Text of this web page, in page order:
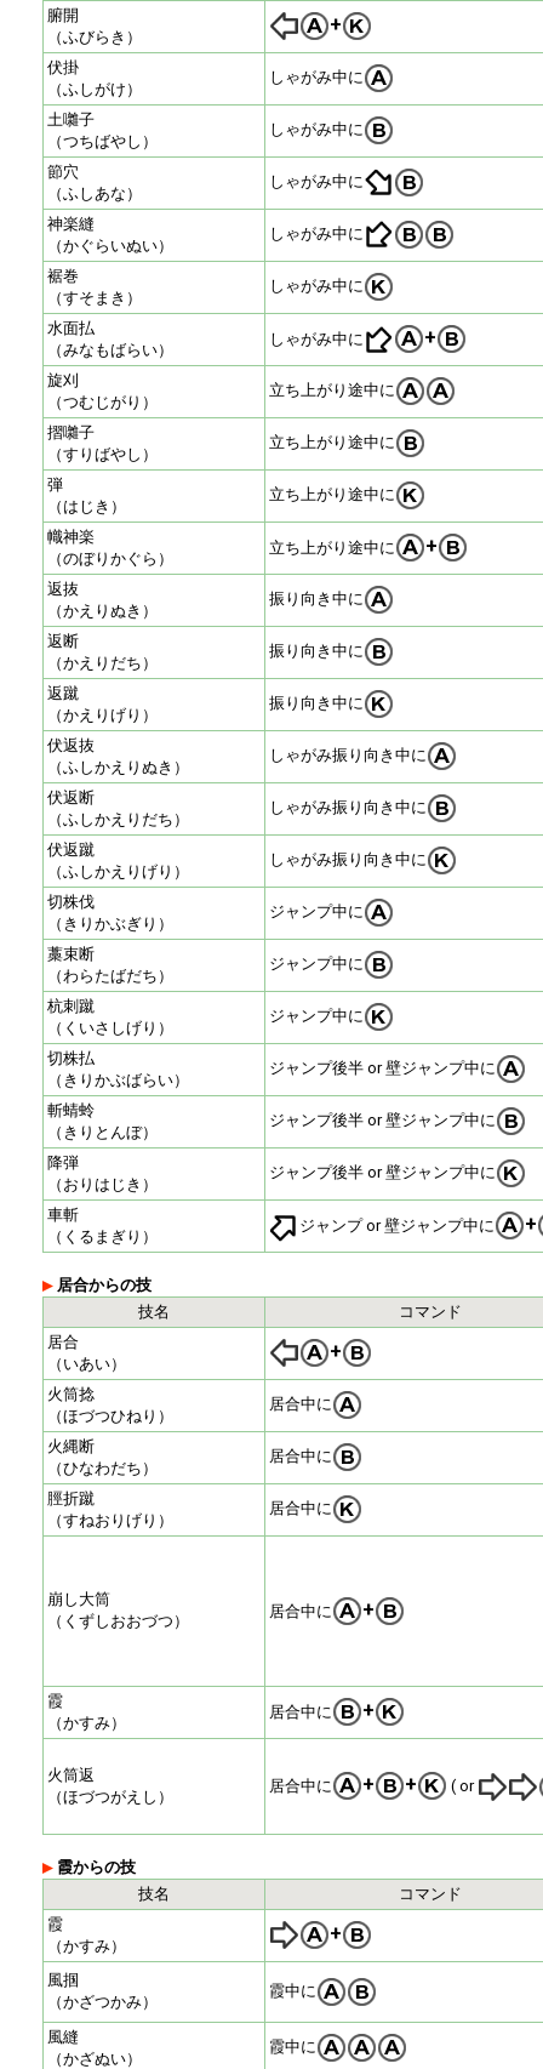
腑開
（ふびらき）
+
伏掛
（ふしがけ）
しゃがみ中に
土囃子
（つちばやし）
しゃがみ中に
節穴
（ふしあな）
しゃがみ中に
神楽縫
（かぐらいぬい）
しゃがみ中に
裾巻
（すそまき）
しゃがみ中に
水面払
（みなもばらい）
しゃがみ中に +
旋刈
（つむじがり）
立ち上がり途中に
摺囃子
（すりばやし）
立ち上がり途中に
弾
（はじき）
立ち上がり途中に
幟神楽
（のぼりかぐら）
立ち上がり途中に +
返抜
（かえりぬき）
振り向き中に
返断
（かえりだち）
振り向き中に
返蹴
（かえりげり）
振り向き中に
伏返抜
（ふしかえりぬき）
しゃがみ振り向き中に
伏返断
（ふしかえりだち）
しゃがみ振り向き中に
伏返蹴
（ふしかえりげり）
しゃがみ振り向き中に
切株伐
（きりかぶぎり）
ジャンプ中に
藁束断
（わらたばだち）
ジャンプ中に
杭刺蹴
（くいさしげり）
ジャンプ中に
切株払
（きりかぶばらい）
ジャンプ後半 or 壁ジャンプ中に
斬蜻蛉
（きりとんぼ）
ジャンプ後半 or 壁ジャンプ中に
降弾
（おりはじき）
ジャンプ後半 or 壁ジャンプ中に
車斬
（くるまぎり）
ジャンプ or 壁ジャンプ中に +
居合からの技
技名
コマンド
居合
（いあい）
+
火筒捻
（ほづつひねり）
居合中に
火縄断
（ひなわだち）
居合中に
脛折蹴
（すねおりげり）
居合中に
崩し大筒
（くずしおおづつ）
居合中に +
霞
（かすみ）
居合中に +
火筒返
（ほづつがえし）
居合中に + + ( or
霞からの技
技名
コマンド
霞
（かすみ）
+
風掴
（かざつかみ）
霞中に
風縫
（かざぬい）
霞中に